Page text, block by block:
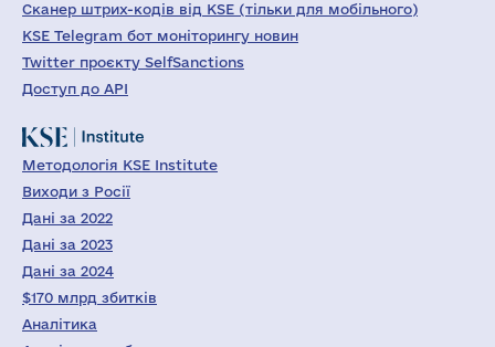
Сканер штрих-кодів від KSE (тільки для мобільного)
KSE Telegram бот моніторингу новин
Twitter проєкту SelfSanctions
Доступ до API
Методологія KSE Institute
Виходи з Росії
Дані за 2022
Дані за 2023
Дані за 2024
$170 млрд збитків
Аналітика